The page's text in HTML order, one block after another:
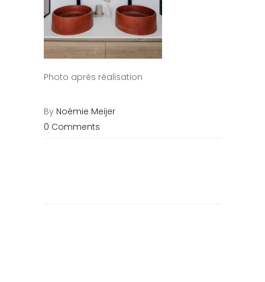
Photo après réalisation
By Noémie Meijer
0 Comments